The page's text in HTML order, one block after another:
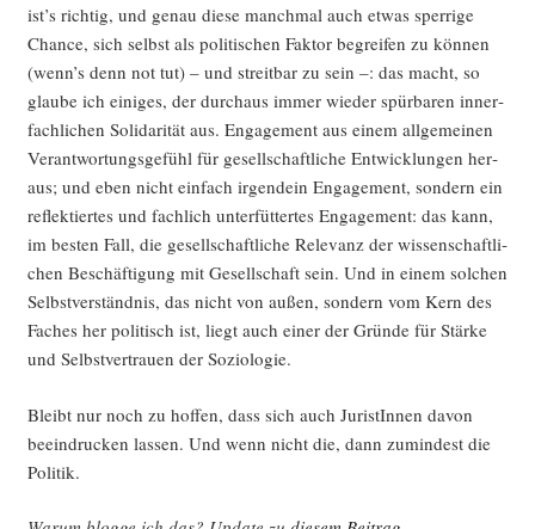
ist’s rich­tig, und genau die­se manch­mal auch etwas sper­ri­ge
Chan­ce, sich selbst als poli­ti­schen Fak­tor begrei­fen zu kön­nen
(wenn’s denn not tut) – und streit­bar zu sein –: das macht, so
glau­be ich eini­ges, der durch­aus immer wie­der spür­ba­ren inner­
fach­li­chen Soli­da­ri­tät aus. Enga­ge­ment aus einem all­ge­mei­nen
Ver­ant­wor­tungs­ge­fühl für gesell­schaft­li­che Ent­wick­lun­gen her­
aus; und eben nicht ein­fach irgend­ein Enga­ge­ment, son­dern ein
reflek­tier­tes und fach­lich unter­füt­ter­tes Enga­ge­ment: das kann,
im bes­ten Fall, die gesell­schaft­li­che Rele­vanz der wis­sen­schaft­li­
chen Beschäf­ti­gung mit Gesell­schaft sein. Und in einem sol­chen
Selbst­ver­ständ­nis, das nicht von außen, son­dern vom Kern des
Faches her poli­tisch ist, liegt auch einer der Grün­de für Stär­ke
und Selbst­ver­trau­en der Soziologie.
Bleibt nur noch zu hof­fen, dass sich auch Juris­tIn­nen davon
beein­dru­cken las­sen. Und wenn nicht die, dann zumin­dest die
Politik.